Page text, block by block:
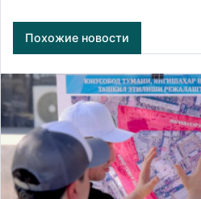
Похожие новости